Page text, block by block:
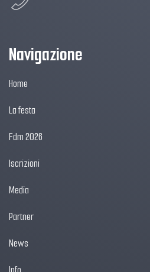
Navigazione
Home
La festa
Fdm 2026
Iscrizioni
Media
Partner
News